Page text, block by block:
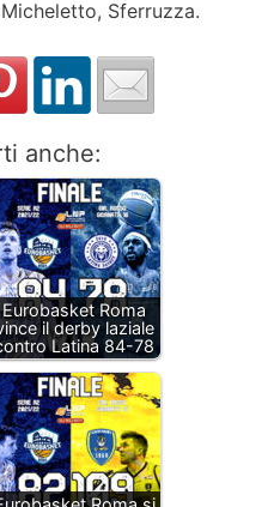
Micheletto, Sferruzza.
anche:
Eurobasket Roma
il derby laziale
Latina 84-78